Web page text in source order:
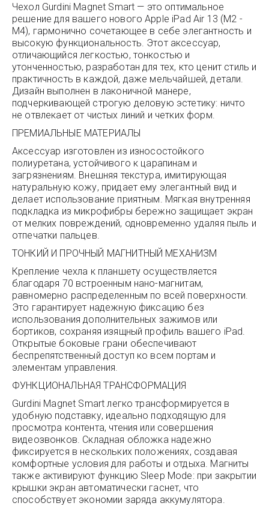
Чехол Gurdini Magnet Smart — это оптимальное
решение для вашего нового Apple iPad Air 13 (M2 -
M4), гармонично сочетающее в себе элегантность и
высокую функциональность. Этот аксессуар,
отличающийся легкостью, тонкостью и
утонченностью, разработан для тех, кто ценит стиль и
практичность в каждой, даже мельчайшей, детали.
Дизайн выполнен в лаконичной манере,
подчеркивающей строгую деловую эстетику: ничто
не отвлекает от чистых линий и четких форм.
ПРЕМИАЛЬНЫЕ МАТЕРИАЛЫ
Аксессуар изготовлен из износостойкого
полиуретана, устойчивого к царапинам и
загрязнениям. Внешняя текстура, имитирующая
натуральную кожу, придает ему элегантный вид и
делает использование приятным. Мягкая внутренняя
подкладка из микрофибры бережно защищает экран
от мелких повреждений, одновременно удаляя пыль и
отпечатки пальцев.
ТОНКИЙ И ПРОЧНЫЙ МАГНИТНЫЙ МЕХАНИЗМ
Крепление чехла к планшету осуществляется
благодаря 70 встроенным нано-магнитам,
равномерно распределенным по всей поверхности.
Это гарантирует надежную фиксацию без
использования дополнительных зажимов или
бортиков, сохраняя изящный профиль вашего iPad.
Открытые боковые грани обеспечивают
беспрепятственный доступ ко всем портам и
элементам управления.
ФУНКЦИОНАЛЬНАЯ ТРАНСФОРМАЦИЯ
Gurdini Magnet Smart легко трансформируется в
удобную подставку, идеально подходящую для
просмотра контента, чтения или совершения
видеозвонков. Складная обложка надежно
фиксируется в нескольких положениях, создавая
комфортные условия для работы и отдыха. Магниты
также активируют функцию Sleep Mode: при закрытии
крышки экран автоматически гаснет, что
способствует экономии заряда аккумулятора.